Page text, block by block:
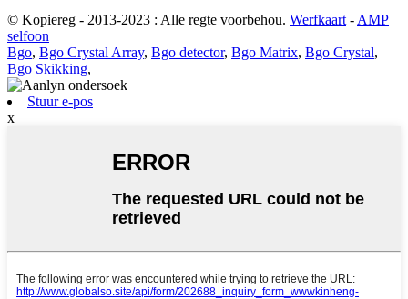
© Kopiereg - 2013-2023 : Alle regte voorbehou. Werfkaart - AMP
selfoon
Bgo, Bgo Crystal Array, Bgo detector, Bgo Matrix, Bgo Crystal,
Bgo Skikking,
Stuur e-pos
x